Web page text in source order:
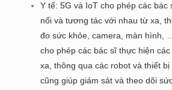
Y tế: 5G và IoT cho phép các bác
nối và tương tác với nhau từ xa,
đo sức khỏe, camera, màn hình,
cho phép các bác sĩ thực hiện
xa, thông qua các robot và thiết
cũng giúp giám sát và theo dõi